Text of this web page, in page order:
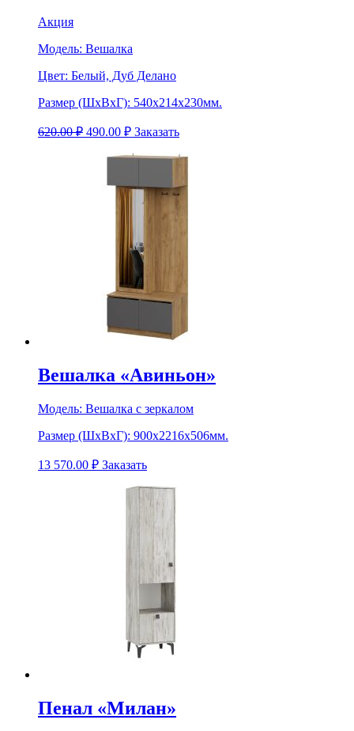
Акция
Модель: Вешалка
Цвет: Белый, Дуб Делано
Размер (ШхВхГ): 540х214х230мм.
620.00₽ 490.00 ₽ Заказать
Вешалка «Авиньон»
Модель: Вешалка с зеркалом
Размер (ШхВхГ): 900х2216х506мм.
13 570.00 ₽ Заказать
Пенал «Милан»